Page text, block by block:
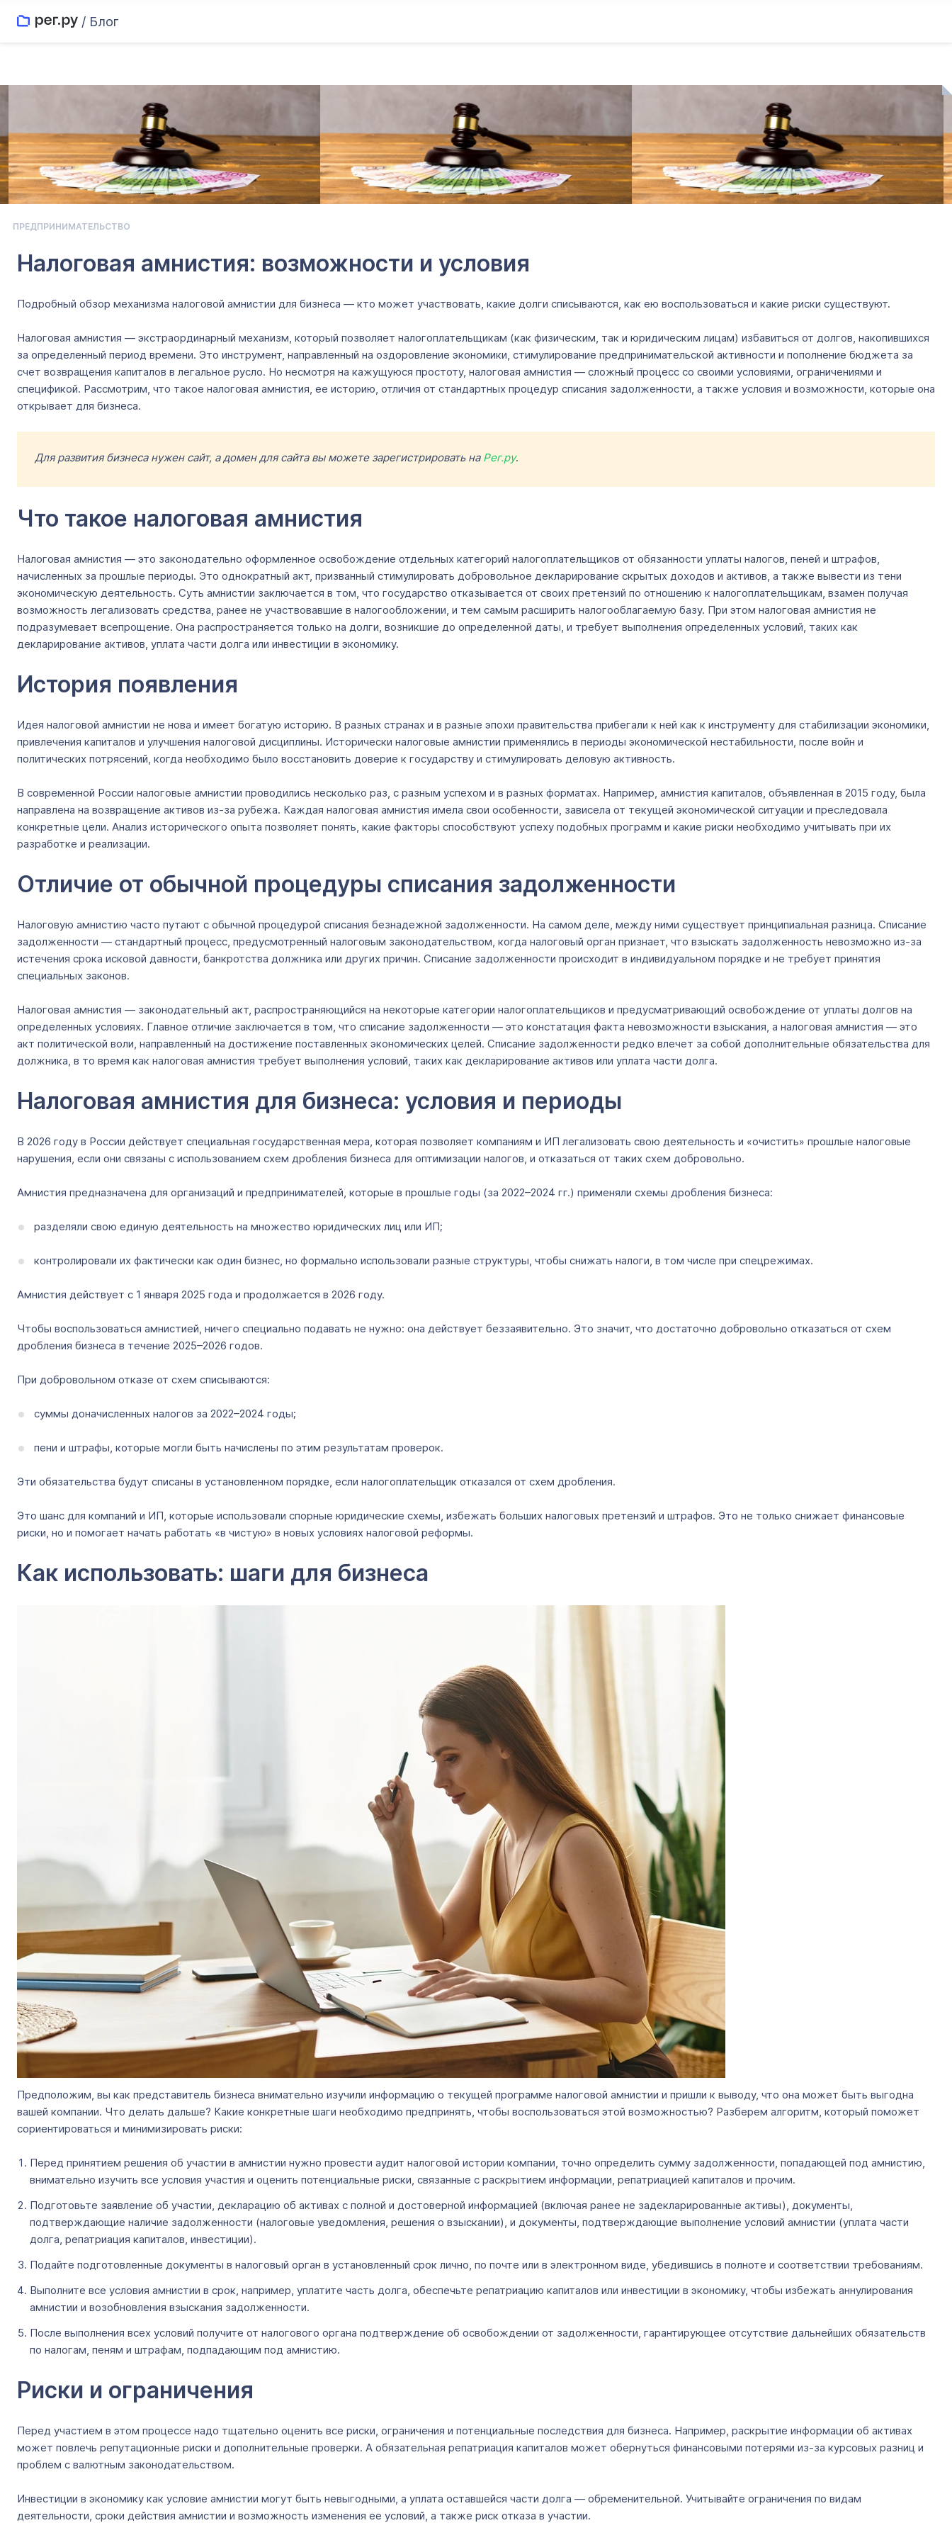
/ Блог
ПРЕДПРИНИМАТЕЛЬСТВО
Налоговая амнистия: возможности и условия
Подробный обзор механизма налоговой амнистии для бизнеса — кто может участвовать, какие долги списываются, как ею воспользоваться и какие риски существуют.
Налоговая амнистия — экстраординарный механизм, который позволяет налогоплательщикам (как физическим, так и юридическим лицам) избавиться от долгов, накопившихся
за определенный период времени. Это инструмент, направленный на оздоровление экономики, стимулирование предпринимательской активности и пополнение бюджета за
счет возвращения капиталов в легальное русло. Но несмотря на кажущуюся простоту, налоговая амнистия — сложный процесс со своими условиями, ограничениями и
спецификой. Рассмотрим, что такое налоговая амнистия, ее историю, отличия от стандартных процедур списания задолженности, а также условия и возможности, которые она
открывает для бизнеса.
Для развития бизнеса нужен сайт, а домен для сайта вы можете зарегистрировать на Рег.ру.
Что такое налоговая амнистия
Налоговая амнистия — это законодательно оформленное освобождение отдельных категорий налогоплательщиков от обязанности уплаты налогов, пеней и штрафов,
начисленных за прошлые периоды. Это однократный акт, призванный стимулировать добровольное декларирование скрытых доходов и активов, а также вывести из тени
экономическую деятельность. Суть амнистии заключается в том, что государство отказывается от своих претензий по отношению к налогоплательщикам, взамен получая
возможность легализовать средства, ранее не участвовавшие в налогообложении, и тем самым расширить налогооблагаемую базу. При этом налоговая амнистия не
подразумевает всепрощение. Она распространяется только на долги, возникшие до определенной даты, и требует выполнения определенных условий, таких как
декларирование активов, уплата части долга или инвестиции в экономику.
История появления
Идея налоговой амнистии не нова и имеет богатую историю. В разных странах и в разные эпохи правительства прибегали к ней как к инструменту для стабилизации экономики,
привлечения капиталов и улучшения налоговой дисциплины. Исторически налоговые амнистии применялись в периоды экономической нестабильности, после войн и
политических потрясений, когда необходимо было восстановить доверие к государству и стимулировать деловую активность.
В современной России налоговые амнистии проводились несколько раз, с разным успехом и в разных форматах. Например, амнистия капиталов, объявленная в 2015 году, была
направлена на возвращение активов из-за рубежа. Каждая налоговая амнистия имела свои особенности, зависела от текущей экономической ситуации и преследовала
конкретные цели. Анализ исторического опыта позволяет понять, какие факторы способствуют успеху подобных программ и какие риски необходимо учитывать при их
разработке и реализации.
Отличие от обычной процедуры списания задолженности
Налоговую амнистию часто путают с обычной процедурой списания безнадежной задолженности. На самом деле, между ними существует принципиальная разница. Списание
задолженности — стандартный процесс, предусмотренный налоговым законодательством, когда налоговый орган признает, что взыскать задолженность невозможно из-за
истечения срока исковой давности, банкротства должника или других причин. Списание задолженности происходит в индивидуальном порядке и не требует принятия
специальных законов.
Налоговая амнистия — законодательный акт, распространяющийся на некоторые категории налогоплательщиков и предусматривающий освобождение от уплаты долгов на
определенных условиях. Главное отличие заключается в том, что списание задолженности — это констатация факта невозможности взыскания, а налоговая амнистия — это
акт политической воли, направленный на достижение поставленных экономических целей. Списание задолженности редко влечет за собой дополнительные обязательства для
должника, в то время как налоговая амнистия требует выполнения условий, таких как декларирование активов или уплата части долга.
Налоговая амнистия для бизнеса: условия и периоды
В 2026 году в России действует специальная государственная мера, которая позволяет компаниям и ИП легализовать свою деятельность и «очистить» прошлые налоговые
нарушения, если они связаны с использованием схем дробления бизнеса для оптимизации налогов, и отказаться от таких схем добровольно.
Амнистия предназначена для организаций и предпринимателей, которые в прошлые годы (за 2022–2024 гг.) применяли схемы дробления бизнеса:
разделяли свою единую деятельность на множество юридических лиц или ИП;
контролировали их фактически как один бизнес, но формально использовали разные структуры, чтобы снижать налоги, в том числе при спецрежимах.
Амнистия действует с 1 января 2025 года и продолжается в 2026 году.
Чтобы воспользоваться амнистией, ничего специально подавать не нужно: она действует беззаявительно. Это значит, что достаточно добровольно отказаться от схем
дробления бизнеса в течение 2025–2026 годов.
При добровольном отказе от схем списываются:
суммы доначисленных налогов за 2022–2024 годы;
пени и штрафы, которые могли быть начислены по этим результатам проверок.
Эти обязательства будут списаны в установленном порядке, если налогоплательщик отказался от схем дробления.
Это шанс для компаний и ИП, которые использовали спорные юридические схемы, избежать больших налоговых претензий и штрафов. Это не только снижает финансовые
риски, но и помогает начать работать «в чистую» в новых условиях налоговой реформы.
Как использовать: шаги для бизнеса
Предположим, вы как представитель бизнеса внимательно изучили информацию о текущей программе налоговой амнистии и пришли к выводу, что она может быть выгодна
вашей компании. Что делать дальше? Какие конкретные шаги необходимо предпринять, чтобы воспользоваться этой возможностью? Разберем алгоритм, который поможет
сориентироваться и минимизировать риски:
Перед принятием решения об участии в амнистии нужно провести аудит налоговой истории компании, точно определить сумму задолженности, попадающей под амнистию,
внимательно изучить все условия участия и оценить потенциальные риски, связанные с раскрытием информации, репатриацией капиталов и прочим.
Подготовьте заявление об участии, декларацию об активах с полной и достоверной информацией (включая ранее не задекларированные активы), документы,
подтверждающие наличие задолженности (налоговые уведомления, решения о взыскании), и документы, подтверждающие выполнение условий амнистии (уплата части
долга, репатриация капиталов, инвестиции).
Подайте подготовленные документы в налоговый орган в установленный срок лично, по почте или в электронном виде, убедившись в полноте и соответствии требованиям.
Выполните все условия амнистии в срок, например, уплатите часть долга, обеспечьте репатриацию капиталов или инвестиции в экономику, чтобы избежать аннулирования
амнистии и возобновления взыскания задолженности.
После выполнения всех условий получите от налогового органа подтверждение об освобождении от задолженности, гарантирующее отсутствие дальнейших обязательств
по налогам, пеням и штрафам, подпадающим под амнистию.
Риски и ограничения
Перед участием в этом процессе надо тщательно оценить все риски, ограничения и потенциальные последствия для бизнеса. Например, раскрытие информации об активах
может повлечь репутационные риски и дополнительные проверки. А обязательная репатриация капиталов может обернуться финансовыми потерями из-за курсовых разниц и
проблем с валютным законодательством.
Инвестиции в экономику как условие амнистии могут быть невыгодными, а уплата оставшейся части долга — обременительной. Учитывайте ограничения по видам
деятельности, сроки действия амнистии и возможность изменения ее условий, а также риск отказа в участии.